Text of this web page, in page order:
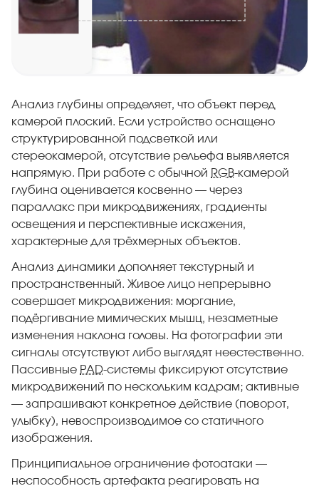
Анализ глубины определяет, что объект перед
камерой плоский. Если устройство оснащено
структурированной подсветкой или
стереокамерой, отсутствие рельефа выявляется
напрямую. При работе с обычной RGB-камерой
глубина оценивается косвенно — через
параллакс при микродвижениях, градиенты
освещения и перспективные искажения,
характерные для трёхмерных объектов.
Анализ динамики дополняет текстурный и
пространственный. Живое лицо непрерывно
совершает микродвижения: моргание,
подёргивание мимических мышц, незаметные
изменения наклона головы. На фотографии эти
сигналы отсутствуют либо выглядят неестественно.
Пассивные PAD-системы фиксируют отсутствие
микродвижений по нескольким кадрам; активные
— запрашивают конкретное действие (поворот,
улыбку), невоспроизводимое со статичного
изображения.
Принципиальное ограничение фотоатаки —
неспособность артефакта реагировать на